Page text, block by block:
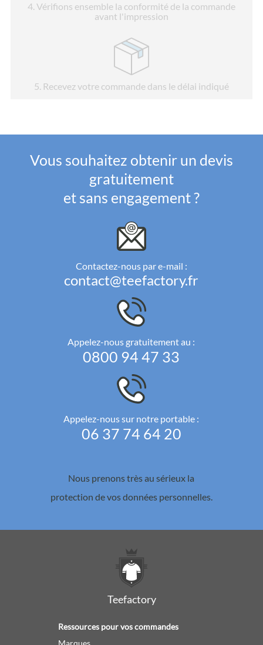
4. Vérifions ensemble la conformité de la commande
avant l'impression
5. Recevez votre commande dans le délai indiqué
Vous souhaitez obtenir un devis
gratuitement
et sans engagement ?
Contactez-nous par e-mail :
contact@teefactory.fr
Appelez-nous gratuitement au :
0800 94 47 33
Appelez-nous sur notre portable :
06 37 74 64 20
Nous prenons très au sérieux la
protection de vos données personnelles.
Teefactory
Ressources pour vos commandes
Marques